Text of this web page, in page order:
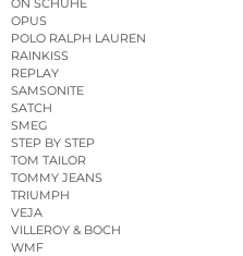
ON SCHUHE
OPUS
POLO RALPH LAUREN
RAINKISS
REPLAY
SAMSONITE
SATCH
SMEG
STEP BY STEP
TOM TAILOR
TOMMY JEANS
TRIUMPH
VEJA
VILLEROY & BOCH
WMF